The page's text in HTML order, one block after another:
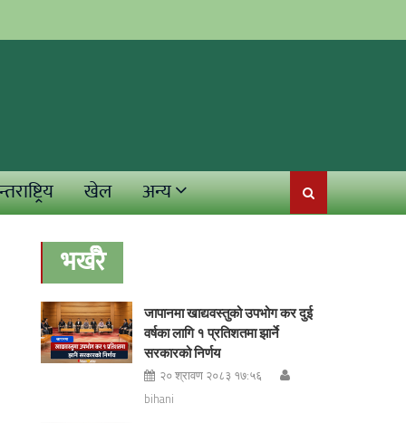
खेल अन्य
भर्खरै
जापानमा खाद्यवस्तुको उपभोग कर दुई
वर्षका लागि १ प्रतिशतमा झार्ने
सरकारको निर्णय
२० श्रावण २०८३ १७:५६
bihani